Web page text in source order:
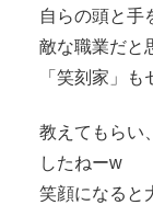
自らの頭と手
敵な職業だと
「笑刻家」
教えてもらい
したねーw
笑顔になると